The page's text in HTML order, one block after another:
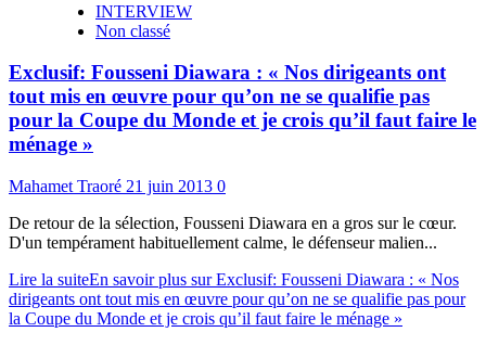
INTERVIEW
Non classé
Exclusif: Fousseni Diawara : « Nos dirigeants ont
tout mis en œuvre pour qu’on ne se qualifie pas
pour la Coupe du Monde et je crois qu’il faut faire le
ménage »
Mahamet Traoré 21 juin 2013 0
De retour de la sélection, Fousseni Diawara en a gros sur le cœur.
D'un tempérament habituellement calme, le défenseur malien...
Lire la suiteEn savoir plus sur Exclusif: Fousseni Diawara : « Nos
dirigeants ont tout mis en œuvre pour qu’on ne se qualifie pas pour
la Coupe du Monde et je crois qu’il faut faire le ménage »